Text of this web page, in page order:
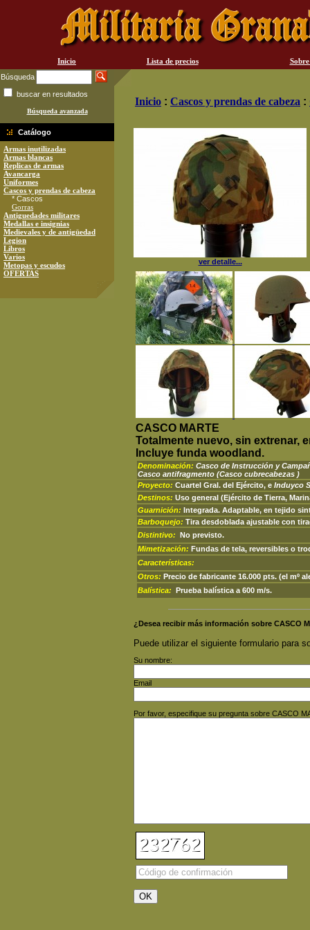
Inicio Lista de precios
Búsqueda
buscar en resultados
Búsqueda avanzada
Catálogo
Armas inutilizadas
Armas blancas
Replicas de armas
Avancarga
Uniformes
Cascos y prendas de cabeza
* Cascos
Gorras
Antiguedades militares
Medallas e insignias
Medievales y de antigüedad
Legion
Libros
Varios
Metopas y escudos
OFERTAS
Inicio : Cascos y prendas de cabeza :
ver detalle...
CASCO MARTE
Totalmente nuevo, sin extrenar,
Incluye funda woodland.
Denominación: Casco de Instrucción y
Casco antifragmento (Casco cubrecabezas )
Proyecto: Cuartel Gral. del Ejército, e Induyco
Destinos: Uso general (Ejército de Tierra,
Guarnición: Integrada. Adaptable, en tejido
Barboquejo: Tira desdoblada ajustable con
Distintivo: No previsto.
Mimetización: Fundas de tela, reversibles o
Características:
Otros: Precio de fabricante 16.000 pts. (el mº
Balística: Prueba balística a 600 m/s.
¿Desea recibir más información sobre CASCO
Puede utilizar el siguiente formulario para
Su nombre:
Email
Por favor, especifique su pregunta sobre CASCO